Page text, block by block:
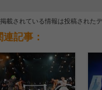
載されている情報は投稿された
連記事：